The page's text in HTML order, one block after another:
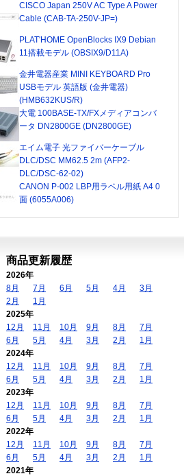
CISCO Japan 250V AC Type A Power
Cable (CAB-TA-250V-JP=)
PLAT'HOME OpenBlocks IX9 Debian
11搭載モデル (OBSIX9/D11A)
金井電器産業 MINI KEYBOARD Pro
USBモデル 英語版 (金井電器)
(HMB632KUS/R)
大電 100BASE-TX/FXメディアコンバ
ータ DN2800GE (DN2800GE)
エイム電子 光ファイバーケーブル
DLC/DSC MM62.5 2m (AFP2-
DLC/DSC-62-02)
CANON P-002 LBP用ラベル用紙 A4 0
面 (6055A006)
商品更新履歴
2026年
8月
7月 6月 5月 4月
3月
2月
1月
2025年
12月
11月 10月 9月 8月
7月
6月
5月 4月 3月 2月
1月
2024年
12月
11月 10月 9月 8月
7月
6月
5月 4月 3月 2月
1月
2023年
12月
11月 10月 9月 8月
7月
6月
5月 4月 3月 2月
1月
2022年
12月
11月 10月 9月 8月
7月
6月
5月 4月 3月 2月
1月
2021年